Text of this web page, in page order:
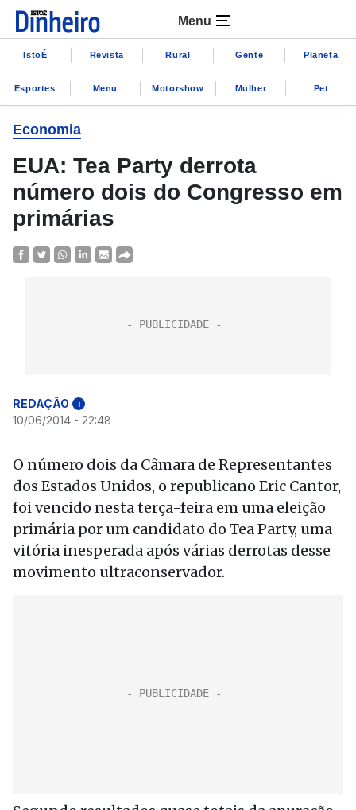
Menu
IstoÉ Revista Rural Gente Planeta
Esportes Menu Motorshow Mulher Pet
Economia
EUA: Tea Party derrota
número dois do Congresso em
primárias
REDAÇÃO i
10/06/2014 - 22:48
O número dois da Câmara de Representantes
dos Estados Unidos, o republicano Eric Cantor,
foi vencido nesta terça-feira em uma eleição
primária por um candidato do Tea Party, uma
vitória inesperada após várias derrotas desse
movimento ultraconservador.